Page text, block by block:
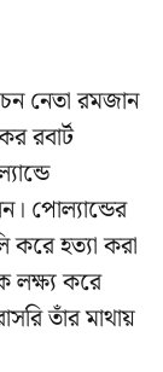
নেতা রমজান
রবার্ট
পোল্যান্ডের
করে হত্যা করা
লক্ষ্য করে
তাঁর মাথায়